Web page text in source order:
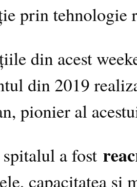
prin tehnologie
din acest
din 2019
pionier al
a fost
capacitatea și